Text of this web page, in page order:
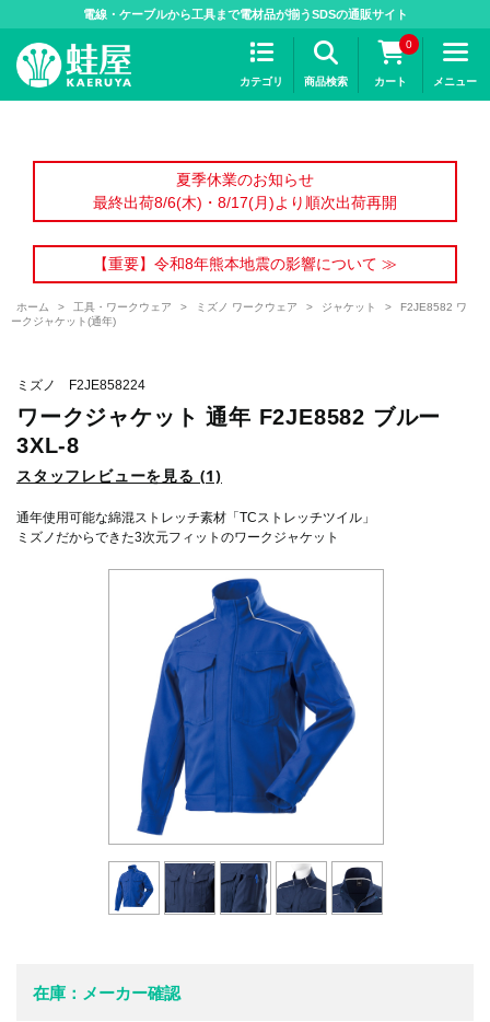
電線・ケーブルから工具まで電材品が揃うSDSの通販サイト
カテゴリ 商品検索
0
カート メニュー
夏季休業のお知らせ
最終出荷8/6(木)・8/17(月)より順次出荷再開
【重要】令和8年熊本地震の影響について ≫
ホーム > 工具・ワークウェア > ミズノ ワークウェア > ジャケット >
F2JE8582 ワ
ークジャケット(通年)
ミズノ F2JE858224
ワークジャケット 通年 F2JE8582 ブルー
3XL-8
スタッフレビューを見る (1)
通年使用可能な綿混ストレッチ素材「TCストレッチツイル」
ミズノだからできた3次元フィットのワークジャケット
在庫：メーカー確認